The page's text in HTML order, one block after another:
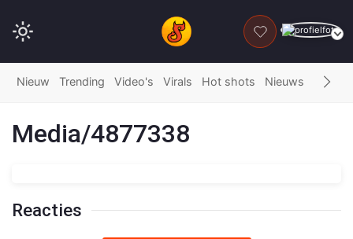
DONEER
Nieuw Trending Video's Virals Hot shots Nieuws Fails
Media/4877338
Reacties